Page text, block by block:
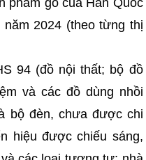
phẩm gỗ của Hàn Quốc
2024 (theo từng thị
94 (đồ nội thất; bộ đồ
và các đồ dùng nhồi
bộ đèn, chưa được chi
hiệu được chiếu sáng,